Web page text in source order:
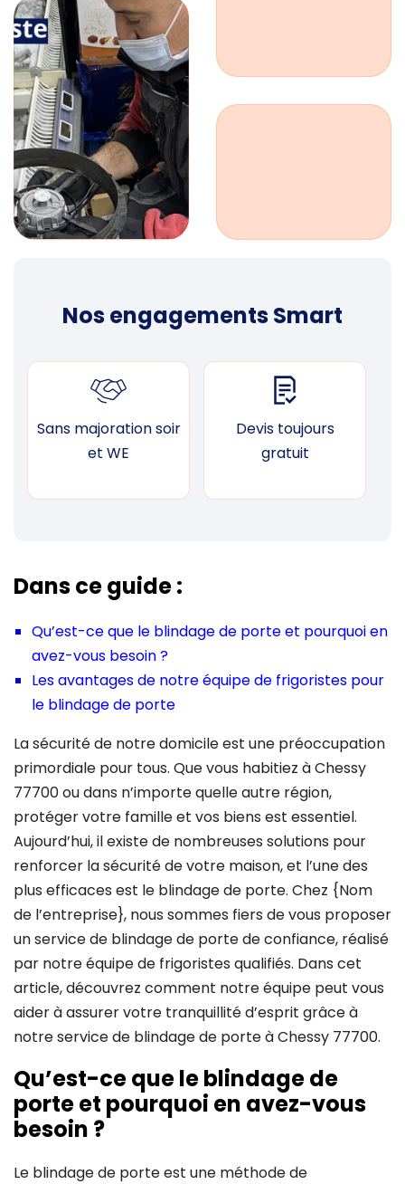
Nos engagements Smart
Sans majoration soir
et WE
Devis toujours
gratuit
Dans ce guide :
Qu’est-ce que le blindage de porte et pourquoi en
avez-vous besoin ?
Les avantages de notre équipe de frigoristes pour
le blindage de porte
La sécurité de notre domicile est une préoccupation
primordiale pour tous. Que vous habitiez à Chessy
77700 ou dans n’importe quelle autre région,
protéger votre famille et vos biens est essentiel.
Aujourd’hui, il existe de nombreuses solutions pour
renforcer la sécurité de votre maison, et l’une des
plus efficaces est le blindage de porte. Chez {Nom
de l’entreprise}, nous sommes fiers de vous proposer
un service de blindage de porte de confiance, réalisé
par notre équipe de frigoristes qualifiés. Dans cet
article, découvrez comment notre équipe peut vous
aider à assurer votre tranquillité d’esprit grâce à
notre service de blindage de porte à Chessy 77700.
Qu’est-ce que le blindage de
porte et pourquoi en avez-vous
besoin ?
Le blindage de porte est une méthode de